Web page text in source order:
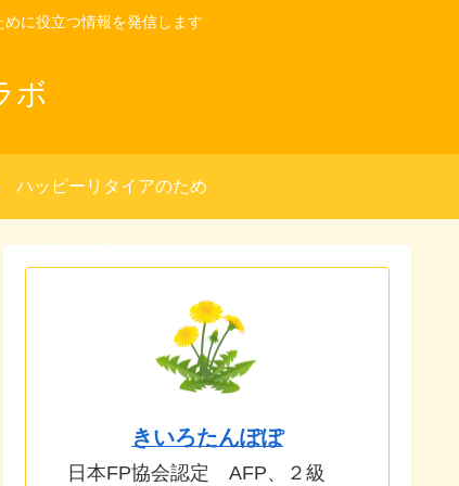
に役立つ情報を発信します
ボ
ハッピーリタイアのため
の種まき(別ブログ)へ
きいろたんぽぽ
日本FP協会認定 AFP、２級